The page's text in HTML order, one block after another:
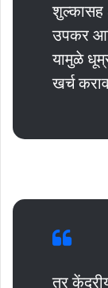
शुल्कासह
उपकर
यामुळे
खर्च
तर